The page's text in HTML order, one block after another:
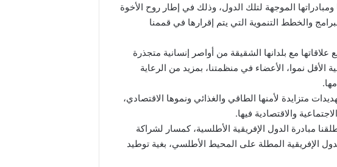
الموجهة لتلك الدول، وذلك في إطار روح الأخوة
والخطط التنموية التي يتم إقرارها في قممنا
علاقاتها مع بلدانها الشقيقة من أواصر إنسانية متجذرة
نموا، الأعضاء في منظمتنا، بمزيد من الرعاية
متزايدة لأمنها الطاقي والغذائي ونموها الاقتصادي،
والاقتصادية فيها.
مبادرة الدول الإفريقية الأطلسية، كمسار لشراكة
الإفريقية المطلة على المحيط الأطلسي، بغية توطيد